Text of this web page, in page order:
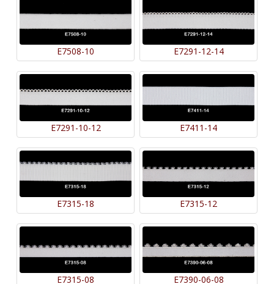
E7508-10 E7291-12-14
E7291-10-12 E7411-14
E7315-18 E7315-12
E7315-08 E7390-06-08